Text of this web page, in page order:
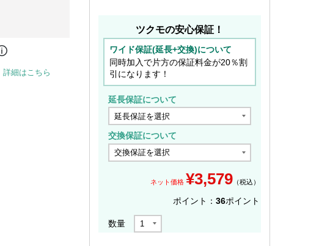
詳細はこちら
ツクモの安心保証！
ワイド保証(延長+交換)について
同時加入で片方の保証料金が20％割
引になります！
延長保証について
交換保証について
ネット価格 ¥3,579 （税込）
ポイント： 36ポイント
数量